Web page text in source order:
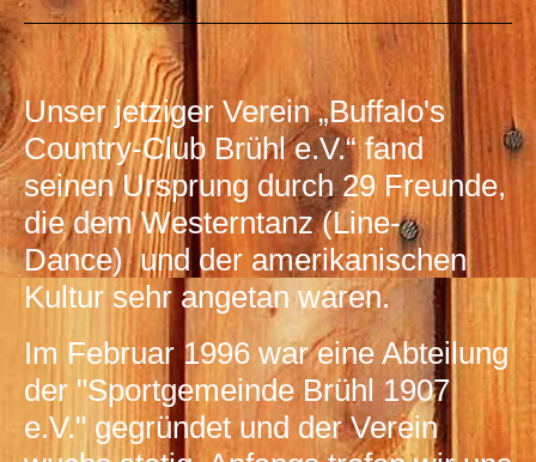
Unser jetziger Verein „Buffalo's
Country-Club Brühl e.V.“ fand
seinen Ursprung durch 29 Freunde,
die dem Westerntanz (Line-
Dance) und der amerikanischen
Kultur sehr angetan waren.
Im Februar 1996 war eine Abteilung
der "Sportgemeinde Brühl 1907
e.V." gegründet und der Verein